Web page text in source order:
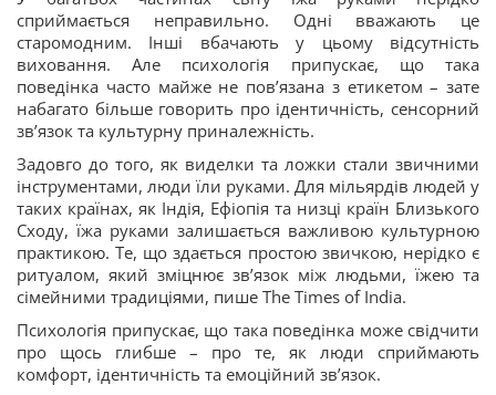
сприймається неправильно. Одні вважають це
старомодним. Інші вбачають у цьому відсутність
виховання. Але психологія припускає, що така
поведінка часто майже не пов’язана з етикетом – зате
набагато більше говорить про ідентичність, сенсорний
зв’язок та культурну приналежність.
Задовго до того, як виделки та ложки стали звичними
інструментами, люди їли руками. Для мільярдів людей у
таких країнах, як Індія, Ефіопія та низці країн Близького
Сходу, їжа руками залишається важливою культурною
практикою. Те, що здається простою звичкою, нерідко є
ритуалом, який зміцнює зв’язок між людьми, їжею та
сімейними традиціями, пише The Times of India.
Психологія припускає, що така поведінка може свідчити
про щось глибше – про те, як люди сприймають
комфорт, ідентичність та емоційний зв’язок.